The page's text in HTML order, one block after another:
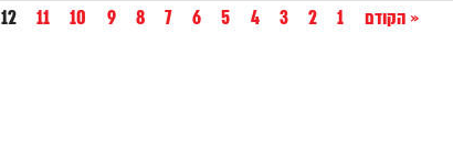
« הקודם 1
2
3
4
5
6
7
8
9
10
11
12